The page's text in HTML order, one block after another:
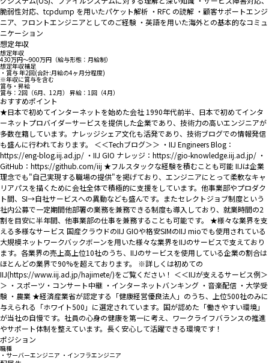
脆弱性対応、tcpdump を用いたパケット解析 ・RFC の読解 ・顧客サポートエンジ
ニア、フロントエンジニアとしてのご経験 ・英語を用いた海外との基本的なコミュ
ニケーション
想定年収
想定年収
430万円〜900万円（給与形態：月給制）
想定年収補足
・賞与 年2回(合計:月給の4ヶ月分程度)
※年収に賞与を含む
賞与・昇給
賞与：2回（6月、12月） 昇給：1回（4月）
おすすめポイント
★日本で初めてインターネットを始めた会社 1990年代前半、日本で初めてインタ
ーネットプロバイダーサービスを提供した企業であり、技術力の高いエンジニアが
多数在籍しています。ナレッジシェア文化も活発であり、技術ブログでの情報発信
も盛んに行われております。 ＜＜Techブログ＞＞ ・IIJ Engineers Blog：
https://eng-blog.iij.ad.jp/ ・IIJ GIO ナレッジ：https://gio-knowledge.iij.ad.jp/ ・
GitHub：https://github.com/iij ★フルスタックな経験を積むことも可能 IIJは企業
理念でも"自己実現する職場の提供"を掲げており、エンジニアにとって柔軟なキャ
リアパスを描くために会社全体で積極的に支援をしています。他事業部やプロダク
ト間、SI→自社サービスへの異動なども盛んです。またセレクトジョブ制度という
社内公募で一定期間他部署の業務を兼務できる制度も導入しており、就業時間の2
割を目安に半年間、他事業部の仕事を兼務することも可能です。 ★様々な業界を支
える多様なサービス 国産クラウドのIIJ GIOや格安SIMのIIJ mioでも使用されている
大規模ネットワークバックボーンを用いた様々な業界をIIJのサービスで支えており
ます。各業界の売上高上位10社のうち、IIJのサービスを使用している企業の割合は
ほとんどの業界で90%を超えております。 ※詳しくは初めての
IIJ(https://www.iij.ad.jp/hajimete/)をご覧ください！ ＜＜IIJが支えるサービス例＞
＞ ・スポーツ・コンサート中継 ・インターネットバンキング ・音楽配信 ・大学受
験 ・農業 ★経済産業省が認定する「健康経営優良法人」のうち、上位500社のみに
与えられる「ホワイト500」に選定されています。国が認めた「働きやすい環境」
が当社の自慢です。社員の心身の健康を第一に考え、ワークライフバランスの推進
やサポート体制を整えています。長く安心して活躍できる環境です！
ポジション
職種
・サーバーエンジニア ・インフラエンジニア